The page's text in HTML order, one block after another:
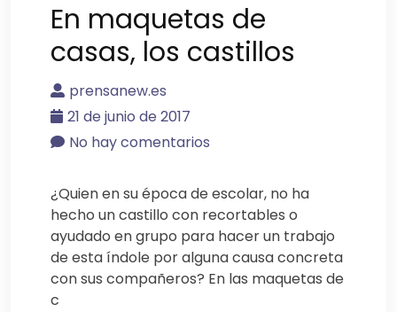
En maquetas de
casas, los castillos
prensanew.es
21 de junio de 2017
No hay comentarios
¿Quien en su época de escolar, no ha
hecho un castillo con recortables o
ayudado en grupo para hacer un trabajo
de esta índole por alguna causa concreta
con sus compañeros? En las maquetas de
c